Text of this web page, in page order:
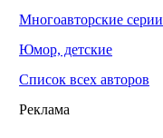
Многоавторские серии
Юмор, детские
Список всех авторов
Реклама